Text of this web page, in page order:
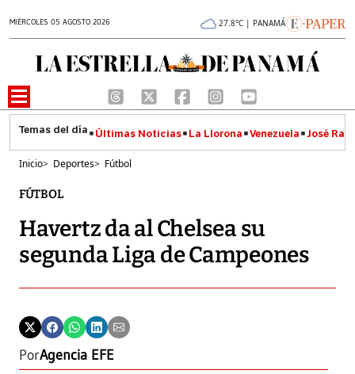
MIÉRCOLES 05 AGOSTO 2026 27.8°C | PANAMÁ
Últimas Noticias La Llorona Venezuela José
Inicio> Deportes> Fútbol
FÚTBOL
Havertz da al Chelsea su
segunda Liga de Campeones
PorAgencia EFE